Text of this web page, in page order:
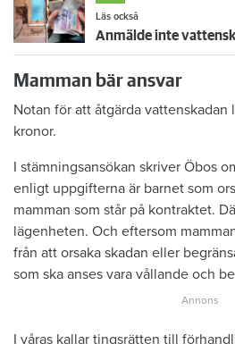
Läs också
Mamman bär ansvar
Notan för att åtgärda vattenskadan
kronor.
I stämningsansökan skriver Öbos
enligt uppgifterna är barnet som
mamman som står på kontraktet.
lägenheten. Och eftersom
från att orsaka skadan eller
som ska anses vara vållande och
I våras kallar tingsrätten till